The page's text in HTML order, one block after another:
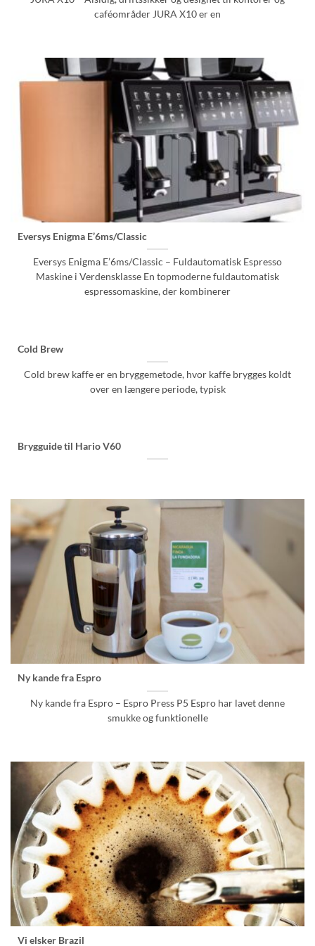
caféområder JURA X10 er en
Eversys Enigma E’6ms/Classic
Eversys Enigma E’6ms/Classic – Fuldautomatisk Espresso
Maskine i Verdensklasse En topmoderne fuldautomatisk
espressomaskine, der kombinerer
Cold Brew
Cold brew kaffe er en bryggemetode, hvor kaffe brygges koldt
over en længere periode, typisk
Brygguide til Hario V60
Ny kande fra Espro
Ny kande fra Espro – Espro Press P5 Espro har lavet denne
smukke og funktionelle
Vi elsker Brazil